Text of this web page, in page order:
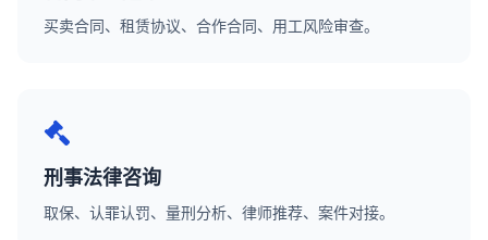
买卖合同、租赁协议、合作合同、用工风险审查。
刑事法律咨询
取保、认罪认罚、量刑分析、律师推荐、案件对接。